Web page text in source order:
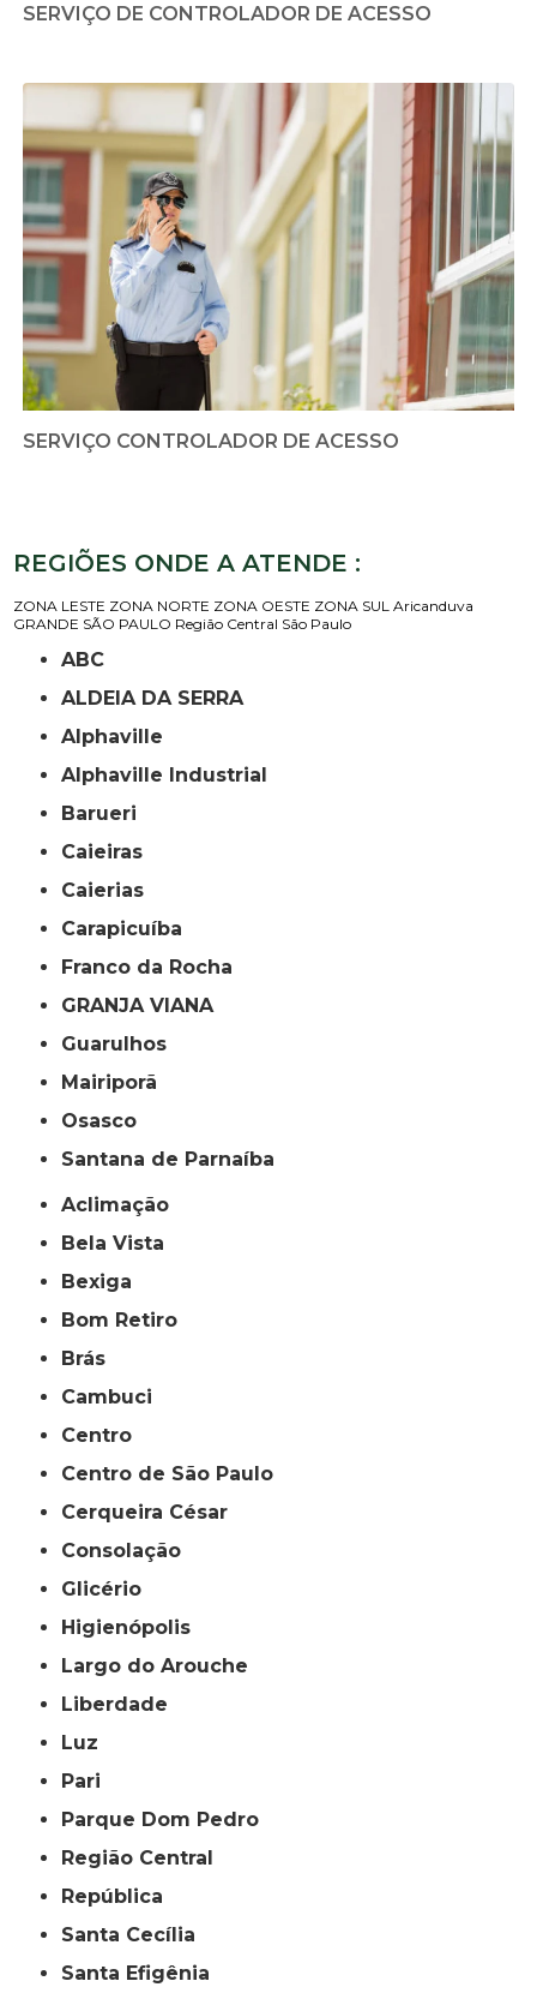
SERVIÇO DE CONTROLADOR DE ACESSO
SERVIÇO CONTROLADOR DE ACESSO
REGIÕES ONDE A ATENDE :
ZONA LESTE ZONA NORTE ZONA OESTE ZONA SUL Aricanduva
GRANDE SÃO PAULO Região Central São Paulo
ABC
ALDEIA DA SERRA
Alphaville
Alphaville Industrial
Barueri
Caieiras
Caierias
Carapicuíba
Franco da Rocha
GRANJA VIANA
Guarulhos
Mairiporã
Osasco
Santana de Parnaíba
Aclimação
Bela Vista
Bexiga
Bom Retiro
Brás
Cambuci
Centro
Centro de São Paulo
Cerqueira César
Consolação
Glicério
Higienópolis
Largo do Arouche
Liberdade
Luz
Pari
Parque Dom Pedro
Região Central
República
Santa Cecília
Santa Efigênia